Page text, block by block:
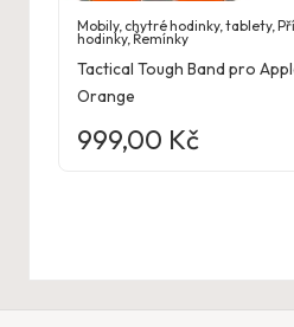
Mobily, chytré hodinky, tablety,
hodinky, Řemínky
Tactical Tough Band pro
Orange
999,00 Kč